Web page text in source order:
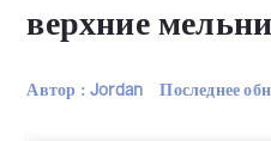
верхние
Автор : Jordan Последнее